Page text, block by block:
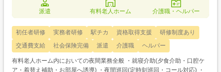
派遣 有料老人ホーム 介護職・ヘルパー
初任者研修 実務者研修 駅チカ 資格取得支援
研修制度あり
交通費支給
社会保険完備 派遣 介護職 ヘルパー
有料老人ホーム内においての夜間業務全般 ・就寝介助(夕食介助・口腔ケ
ア・着替え補助・お部屋へ誘導) ・夜間巡回(定時刻巡回・コール対応) ・